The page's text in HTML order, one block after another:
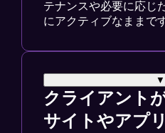
テナンスや必要に応じ
にアクティブなままで
▼
クライアント
サイトやアプ